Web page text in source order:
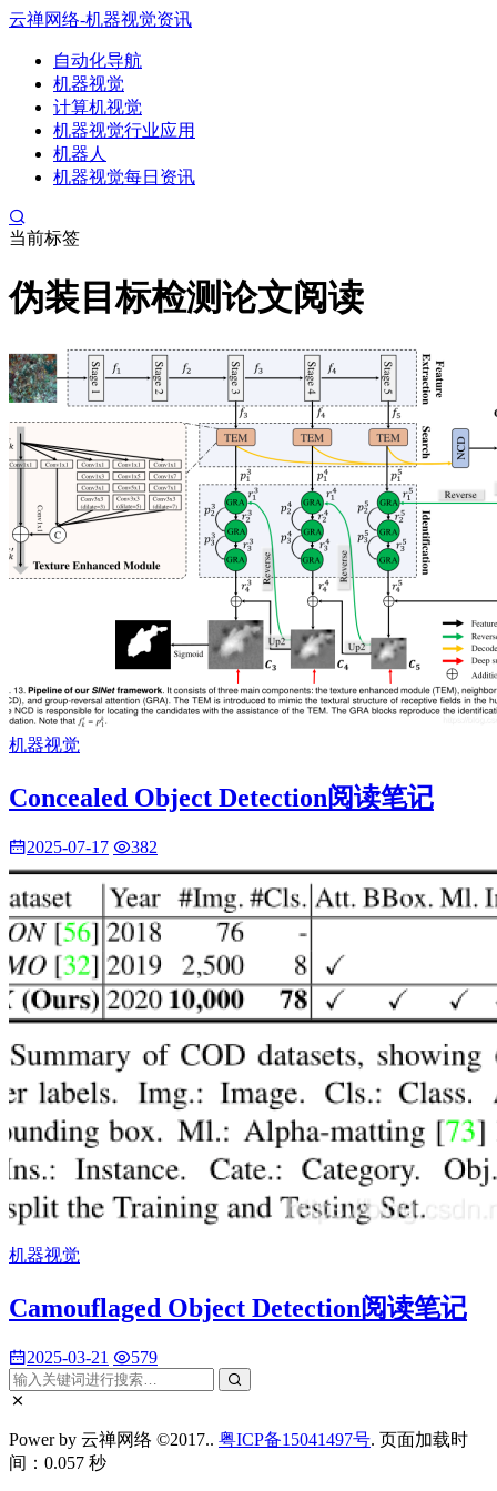
云禅网络-机器视觉资讯
自动化导航
机器视觉
计算机视觉
机器视觉行业应用
机器人
机器视觉每日资讯
当前标签
伪装目标检测论文阅读
机器视觉
Concealed Object Detection阅读笔记
2025-07-17 382
机器视觉
Camouflaged Object Detection阅读笔记
2025-03-21 579
Power by 云禅网络 ©2017.. 粤ICP备15041497号. 页面加载时
间：0.057 秒